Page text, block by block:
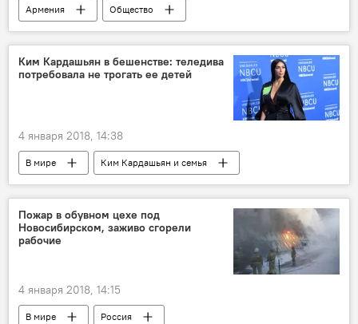
Армения
Общество
Этот Новый год
Ким Кардашьян в бешенстве: теледива
потребовала не трогать ее детей
4 января 2018, 14:38
В мире Ким Кардашьян и семья
Пожар в обувном цехе под
Новосибирском, заживо сгорели
рабочие
4 января 2018, 14:15
В мире Россия